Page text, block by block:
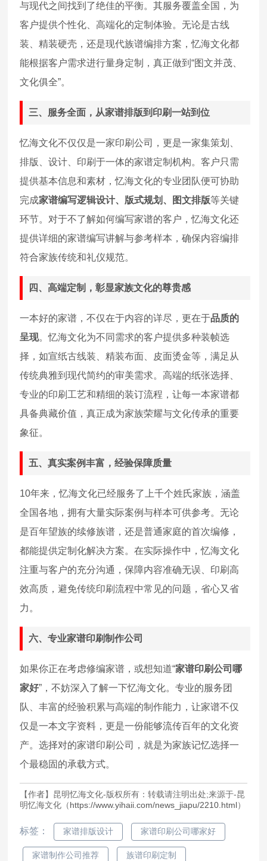
与现代之间找到了绝佳的平衡。其服务覆盖全国，为
客户提供个性化、高端化的定制体验。无论是古线
装、精装硬壳，还是现代族谱编排方案，忆海文化都
能根据客户需求进行量身定制，真正做到“图文并茂、
文化俱全”。
三、服务全面，从家谱排版到印刷一站到位
忆海文化不仅仅是一家印刷公司，更是一家集策划、
排版、设计、印刷于一体的家谱定制机构。客户只需
提供基本信息和素材，忆海文化的专业团队便可协助
完成家谱编写逻辑设计、版式规划、图文排版等关键
环节。对于不了解如何编写家谱的客户，忆海文化还
提供详细的家谱编写讲解与参考样本，确保内容编排
符合家族传统和礼仪规范。
四、高端定制，彰显家族文化的尊贵感
一本好的家谱，不仅在于内容的详尽，更在于品质的
呈现。忆海文化为不同需求的客户提供多种装帧选
择，如宣纸古线装、精装布面、皮面烫金等，满足从
传统典雅到现代简约的审美需求。高端的纸张选择、
专业的印刷工艺和精细的装订流程，让每一本家谱都
具备典藏价值，真正成为家族荣耀与文化传承的重要
象征。
五、真实案例丰富，经验保障质量
10年来，忆海文化已经服务了上千个姓氏家族，涵盖
全国各地，拥有大量实际案例与样本可供参考。无论
是百年望族的续修族谱，还是普通家庭的首次编修，
都能提供定制化解决方案。在实际操作中，忆海文化
注重与客户的充分沟通，保障内容准确无误、印刷高
效高质，避免传统印刷流程中常见的问题，省心又省
力。
六、专业家谱印刷制作公司
如果你正在考虑修编家谱，或想知道“家谱印刷公司哪
家好”，不妨深入了解一下忆海文化。专业的服务团
队、丰富的经验积累与高端的制作能力，让家谱不仅
仅是一本文字资料，更是一份能够流传百年的文化资
产。选择对的家谱印刷公司，就是为家族记忆选择一
个最稳固的承载方式。
【作者】昆明忆海文化-版权所有：转载请注明出处;来源于-昆
明忆海文化（https://www.yihaii.com/news_jiapu/2210.html）
标签： 家谱排版设计 家谱印刷公司哪家好
家谱制作公司推荐 族谱印刷定制